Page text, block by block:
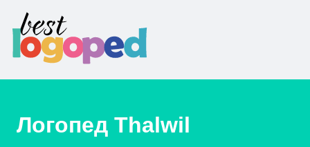
Логопед Thalwil